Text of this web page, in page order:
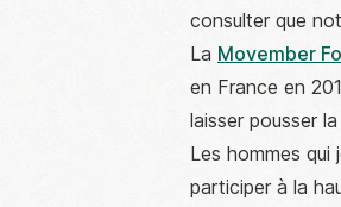
consulter que
La Movember
en France en
laisser pousser
Les hommes
participer à la